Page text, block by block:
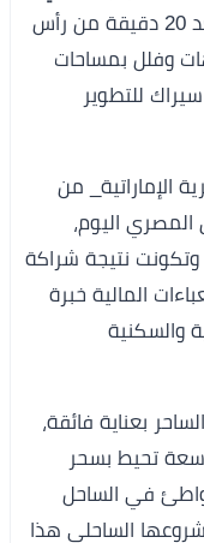
، بجوار لافيستا باي، على بعد 20 دقيقة من رأس
وفلل بمساحات
للتطوير
الإماراتية_ من
اليوم،
وتكونت نتيجة شراكة
المالية خبرة
والسكنية
بعناية فائقة،
تحيط بسحر
في الساحل
الساحلي هذا